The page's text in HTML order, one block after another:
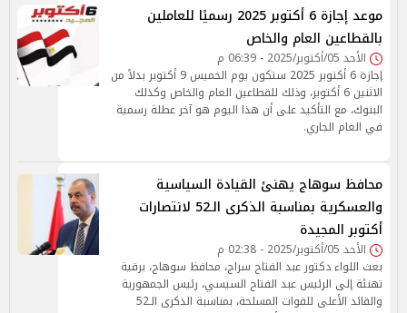
موعد إجازة 6 أكتوبر 2025 رسميًا للعاملين
بالقطاعين العام والخاص
الأحد 05/أكتوبر/2025 - 06:39 م
إجازة 6 أكتوبر 2025 ستكون يوم الخميس 9 أكتوبر بدلاً من
الاثنين 6 أكتوبر، وذلك للقطاعين العام والخاص وكذلك
البنوك، مع التأكيد على أن هذا اليوم هو آخر عطلة رسمية
في العام الجاري.
محافظ سوهاج يهنئ القيادة السياسية
والعسكرية بمناسبة الذكرى الـ52 لانتصارات
أكتوبر المجيدة
الأحد 05/أكتوبر/2025 - 02:38 م
بعث اللواء دكتور عبد الفتاح سراج، محافظ سوهاج، برقية
تهنئة إلى الرئيس عبد الفتاح السيسي، رئيس الجمهورية
والقائد الأعلى للقوات المسلحة، بمناسبة الذكرى الـ52